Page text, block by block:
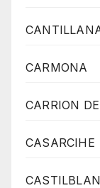
CARMONA
CARRION
CASARCIHE